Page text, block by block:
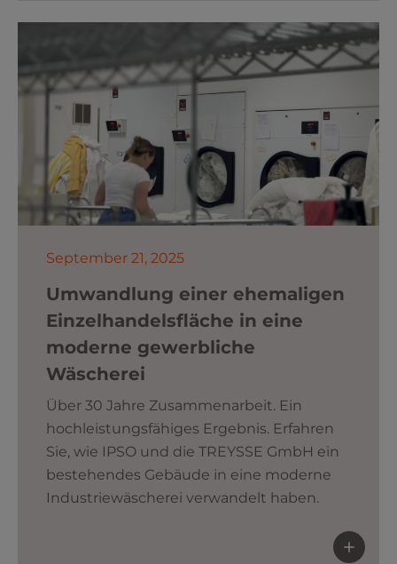
September 21, 2025
Umwandlung einer ehemaligen
Einzelhandelsfläche in eine
moderne gewerbliche
Wäscherei
Über 30 Jahre Zusammenarbeit. Ein
hochleistungsfähiges Ergebnis. Erfahren
Sie, wie IPSO und die TREYSSE GmbH ein
bestehendes Gebäude in eine moderne
Industriewäscherei verwandelt haben.